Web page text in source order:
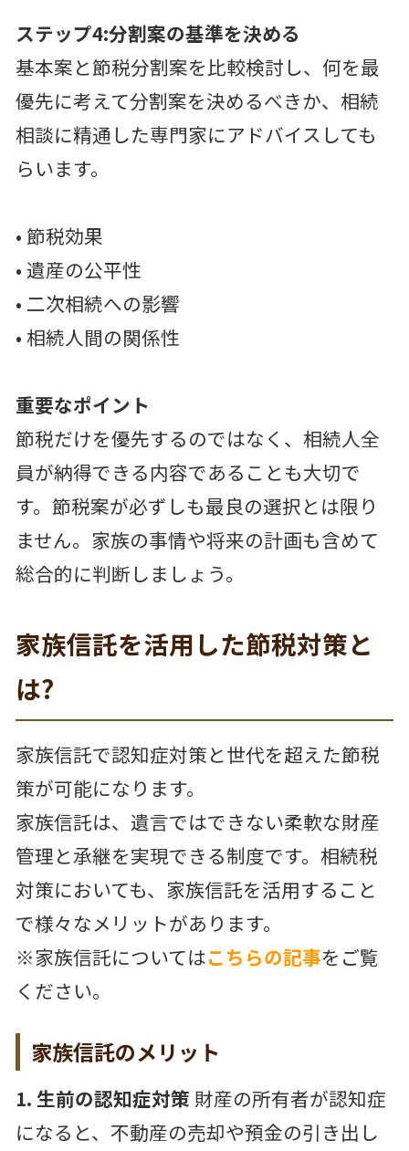
ステップ4:分割案の基準を決める
基本案と節税分割案を比較検討し、何を最
優先に考えて分割案を決めるべきか、相続
相談に精通した専門家にアドバイスしても
らいます。
• 節税効果
• 遺産の公平性
• 二次相続への影響
• 相続人間の関係性
重要なポイント
節税だけを優先するのではなく、相続人全
員が納得できる内容であることも大切で
す。節税案が必ずしも最良の選択とは限り
ません。家族の事情や将来の計画も含めて
総合的に判断しましょう。
家族信託を活用した節税対策と
は?
家族信託で認知症対策と世代を超えた節税
策が可能になります。
家族信託は、遺言ではできない柔軟な財産
管理と承継を実現できる制度です。相続税
対策においても、家族信託を活用すること
で様々なメリットがあります。
※家族信託についてはこちらの記事をご覧
ください。
家族信託のメリット
1. 生前の認知症対策 財産の所有者が認知症
になると、不動産の売却や預金の引き出し